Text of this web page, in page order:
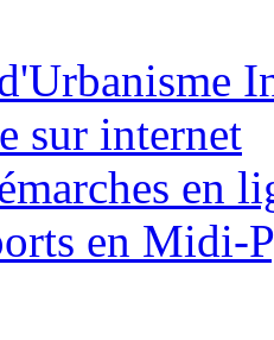
sur internet
en
en Midi-